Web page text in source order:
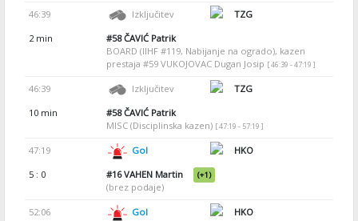
46:39 Izključitev
TZG
2 min
#58ČAVIĆ Patrik
BOARD (IIHF #119, Nabijanje na ogrado), kazen
prestaja #59 VUKOJOVAC Dugan Josip [ 46:39 - 47:19 ]
46:39 Izključitev
TZG
10 min
#58ČAVIĆ Patrik
MISC (Disciplinska kazen) [ 47:19 - 57:19 ]
47:19 Gol
HKO
5 : 0
#16VAHEN Martin (+1)
(brez podaje)
52:06 Gol
HKO